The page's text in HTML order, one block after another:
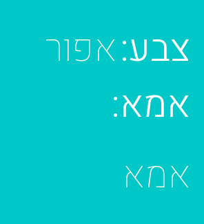
צבע:אפור
אמא:
אמא